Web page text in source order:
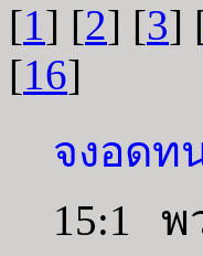
[1] [2] [3]
[16]
จงอดท
15:1 พ